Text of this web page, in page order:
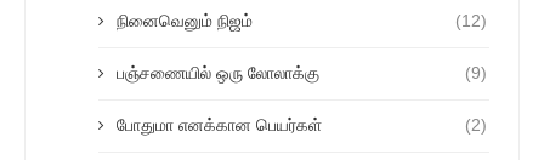
நினைவெனும் நிஜம் (12)
பஞ்சணையில் ஒரு லோலாக்கு (9)
போதுமா எனக்கான பெயர்கள் (2)